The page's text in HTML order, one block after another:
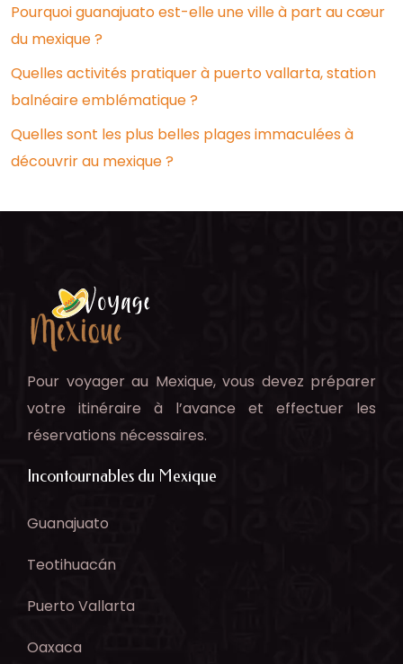
Pourquoi guanajuato est-elle une ville à part au cœur
du mexique ?
Quelles activités pratiquer à puerto vallarta, station
balnéaire emblématique ?
Quelles sont les plus belles plages immaculées à
découvrir au mexique ?
Pour voyager au Mexique, vous devez préparer
votre itinéraire à l’avance et effectuer les
réservations nécessaires.
Incontournables du Mexique
Guanajuato
Teotihuacán
Puerto Vallarta
Oaxaca